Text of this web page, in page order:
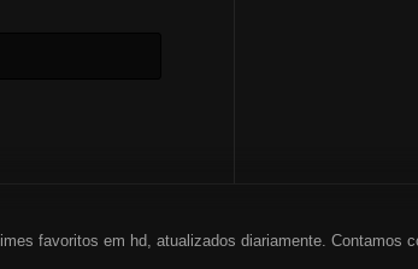
favoritos em hd, atualizados diariamente. Contamos